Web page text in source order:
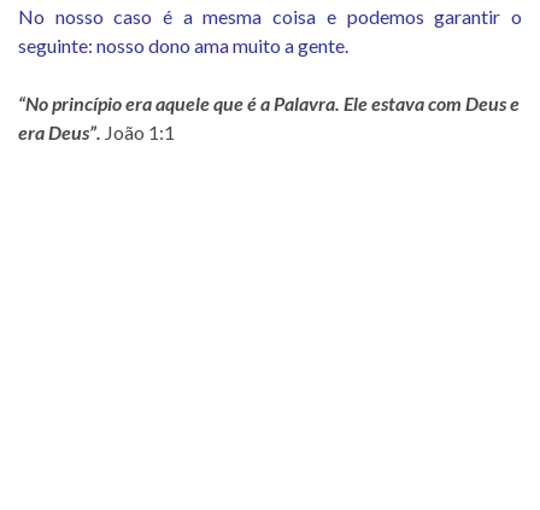
No nosso caso é a mesma coisa e podemos garantir o
seguinte: nosso dono ama muito a gente.
“No princípio era aquele que é a Palavra. Ele estava com Deus e
era Deus”. João 1:1